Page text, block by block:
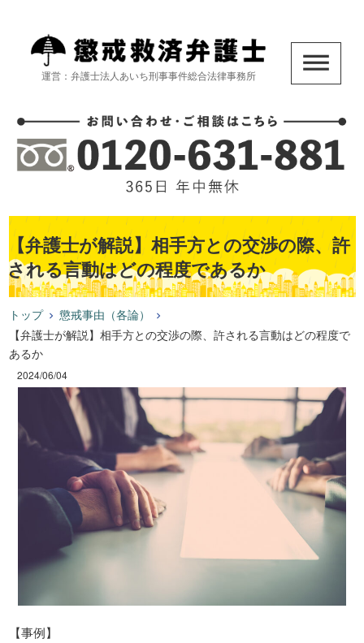
運営：弁護士法人あいち刑事事件総合法律事務所
【弁護士が解説】相手方との交渉の際、許
される言動はどの程度であるか
トップ
懲戒事由（各論）
【弁護士が解説】相手方との交渉の際、許される言動はどの程度で
あるか
2024/06/04
【事例】